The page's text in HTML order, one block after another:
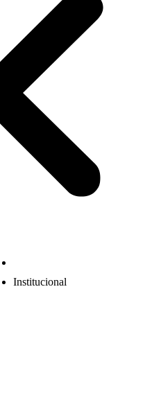
Institucional